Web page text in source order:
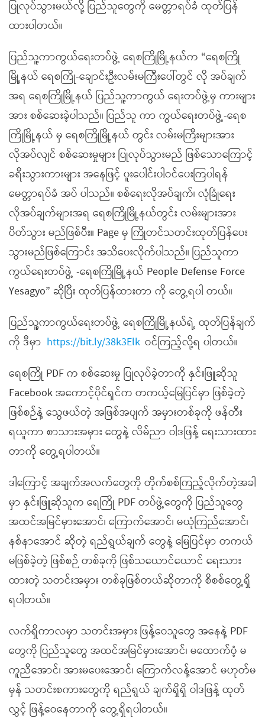
ပြုလုပ်သွားမယ်လို့ ပြည်သူတွေကို မေတ္တာရပ်ခံ ထုတ်ပြန်
ထားပါတယ်။
ပြည်သူ့ကာကွယ်ရေးတပ်ဖွဲ့ ရေစကြိုမြို့နယ်က “ရေစကြို
မြို့နယ် ရေစကြို-ချောင်းဦးလမ်းမကြီးပေါ်တွင် လို အပ်ချက်
အရ ရေစကြိုမြို့နယ် ပြည်သူ့ကာကွယ် ရေးတပ်ဖွဲ့မှ ကားများ
အား စစ်ဆေးခဲ့ပါသည်။ ပြည်သူ ကာ ကွယ်ရေးတပ်ဖွဲ့-ရေစ
ကြိုမြို့နယ် မှ ရေစကြိုမြို့နယ် တွင်း လမ်းမကြီးများအား
လိုအပ်လျင် စစ်ဆေးမှုများ ပြုလုပ်သွားမည် ဖြစ်သောကြောင့်
ခရီးသွားကားများ အနေဖြင့် ပူးပေါင်းပါဝင်ပေးကြပါရန်
မေတ္တာရပ်ခံ အပ် ပါသည်။ စစ်ရေးလိုအပ်ချက်၊ လုံခြုံရေး
လိုအပ်ချက်များအရ ရေစကြိုမြို့နယ်တွင်း လမ်းများအား
ပိတ်သွား မည်ဖြစ်ပီး။ Page မှ ကြိုတင်သတင်းထုတ်ပြန်ပေး
သွားမည်ဖြစ်ကြောင်း အသိပေးလိုက်ပါသည်။ ပြည်သူကာ
ကွယ်ရေးတပ်ဖွဲ့ -ရေစကြိုမြို့နယ် People Defense Force
Yesagyo” ဆိုပြီး ထုတ်ပြန်ထားတာ ကို တွေ့ရပါ တယ်။
ပြည်သူ့ကာကွယ်ရေးတပ်ဖွဲ့ ရေစကြိုမြို့နယ်ရဲ့ ထုတ်ပြန်ချက်
ကို ဒီမှာ https://bit.ly/38k3Elk ဝင်ကြည့်လို့ရ ပါတယ်။
ရေစကြို PDF က စစ်ဆေးမှု ပြုလုပ်ခဲ့တာကို နှင်းဖြူဆိုသူ
Facebook အကောင့်ပိုင်ရှင်က တကယ့်မြေပြင်မှာ ဖြစ်ခဲ့တဲ့
ဖြစ်စဉ်နဲ့ သွေဖယ်တဲ့ အဖြစ်အပျက် အမှားတစ်ခုကို ဖန်တီး
ရယူကာ စာသားအမှား တွေနဲ့ လိမ်ညာ ဝါဒဖြန့် ရေးသားထား
တာကို တွေ့ရပါတယ်။
ဒါကြောင့် အချက်အလက်တွေကို တိုက်စစ်ကြည့်လိုက်တဲ့အခါ
မှာ နှင်းဖြူဆိုသူက ရေကြို PDF တပ်ဖွဲ့တွေကို ပြည်သူတွေ
အထင်အမြင်မှားအောင်၊ ကြောက်အောင်၊ မယုံကြည်အောင်၊
နစ်နာအောင် ဆိုတဲ့ ရည်ရွယ်ချက် တွေနဲ့ မြေပြင်မှာ တကယ်
မဖြစ်ခဲ့တဲ့ ဖြစ်စဉ် တစ်ခုကို ဖြစ်သယောင်ယောင် ရေးသား
ထားတဲ့ သတင်းအမှား တစ်ခုဖြစ်တယ်ဆိုတာကို စိစစ်တွေ့ရှိ
ရပါတယ်။
လက်ရှိကာလမှာ သတင်းအမှား ဖြန့်ဝေသူတွေ အနေနဲ့ PDF
တွေကို ပြည်သူတွေ အထင်အမြင်မှားအောင်၊ မထောက်ပံ့ မ
ကူညီအောင်၊ အားမပေးအောင်၊ ကြောက်လန့်အောင် မဟုတ်မ
မှန် သတင်းစကားတွေကို ရည်ရွယ် ချက်ရှိရှိ ဝါဒဖြန့် ထုတ်
လွှင့် ဖြန့်ဝေနေတာကို တွေ့ရှိရပါတယ်။